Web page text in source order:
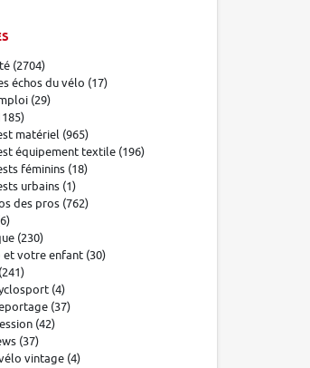
(2704)
échos du vélo (17)
(29)
matériel (965)
équipement textile (196)
féminins (18)
urbains (1)
des pros (762)
(230)
et votre enfant (30)
(241)
(4)
(37)
(42)
(37)
vintage (4)